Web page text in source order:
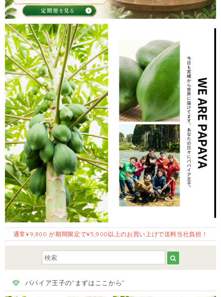
通常¥9,800 が期間限定で¥5,900以上のお買い上げで送料当社負担！
パパイア王子の"まずはここから"